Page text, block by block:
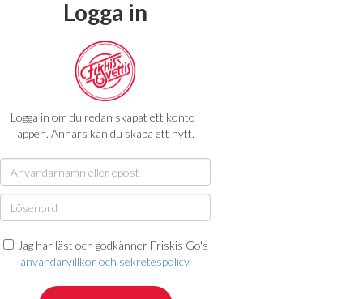
Logga in
Logga in om du redan skapat ett konto i
appen. Annars kan du skapa ett nytt.
Jag har läst och godkänner Friskis Go's
användarvillkor och sekretespolicy.